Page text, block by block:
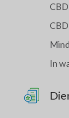
In